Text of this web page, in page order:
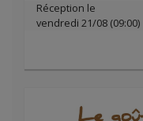
Réception le
vendredi 21/08 (09:00)